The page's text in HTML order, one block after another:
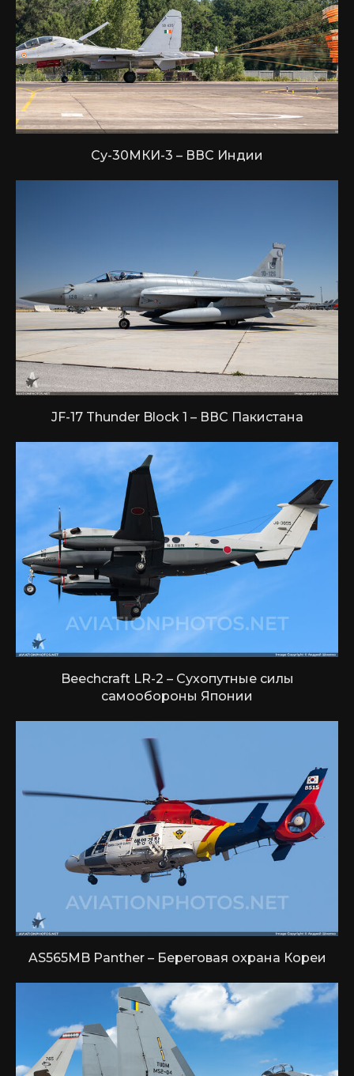
Су-30МКИ-3 – ВВС Индии
JF-17 Thunder Block 1 – ВВС Пакистана
Beechcraft LR-2 – Сухопутные силы
самообороны Японии
AS565MB Panther – Береговая охрана Кореи